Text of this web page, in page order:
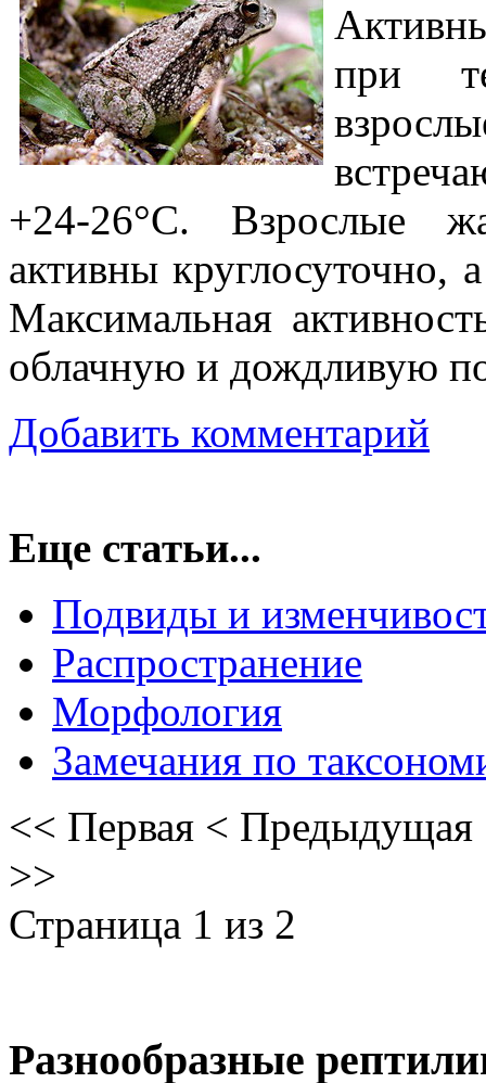
при
+24-26°С. Взрослые
активны
Максимальная
облачную и дождливую
Добавить комментарий
Еще статьи...
Подвиды и
Распространение
Морфология
Замечания по
<< Первая < Предыдущая
>>
Страница 1 из 2
Разнообразные